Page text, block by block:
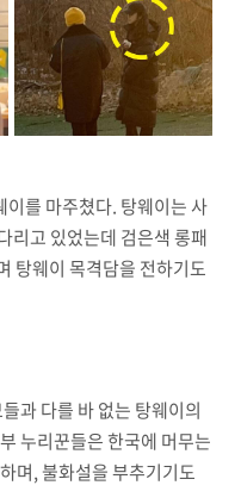
를 마주쳤다. 탕웨이는 사
리고 있었는데 검은색 롱패
탕웨이 목격담을 전하기도
과 다를 바 없는 탕웨이의
누리꾼들은 한국에 머무는
며, 불화설을 부추기기도